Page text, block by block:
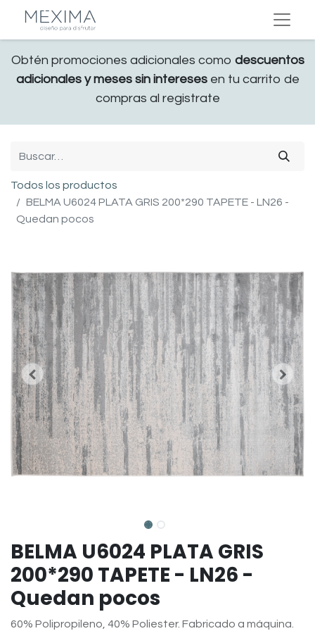
Obtén promociones adicionales como descuentos
adicionales y meses sin interesesen tu carrito de
compras al registrate
Todos los productos
BELMA U6024 PLATA GRIS 200*290 TAPETE - LN26 -
Quedan pocos
BELMA U6024 PLATA GRIS
200*290 TAPETE - LN26 -
Quedan pocos
60% Polipropileno, 40% Poliester. Fabricado a máquina.